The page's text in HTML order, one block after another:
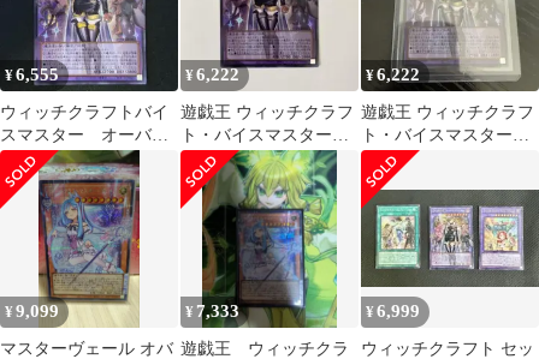
¥6,555
ウィッチクラフトバイ
スマスター オーバー
フレーム シークレッ
ト 日版
¥6,222
遊戯王 ウィッチクラフ
ト・バイスマスター
オーバーフレーム シ
ク おまけ付き
¥6,222
遊戯王 ウィッチクラフ
ト・バイスマスターオ
ーバーフレーム 即購入
可能
¥9,099
マスターヴェール オバ
¥ 7,333
遊戯王 ウィッチクラ
¥6,999
ウィッチクラフト セッ